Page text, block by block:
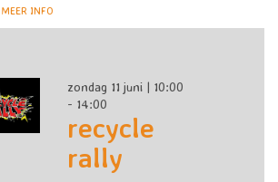
MEER INFO
zondag 11 juni | 10:00
- 14:00
recycle
rally